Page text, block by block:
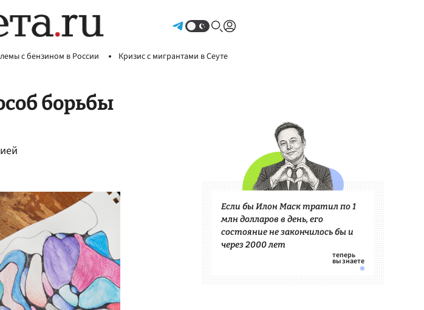
с бензином в России Кризис с мигрантами в Сеуте
борьбы
Если бы Илон Маск тратил по 1
млн долларов в день, его
состояние не закончилось бы и
через 2000 лет